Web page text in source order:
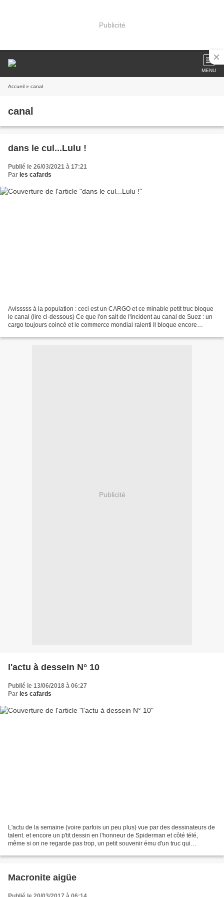
Publicité
MENU
Accueil » canal
canal
dans le cul...Lulu !
Publié le 26/03/2021 à 17:21
Par les cafards
Avisssss à la population : ceci est un CARGO et ce minable petit truc bloque
le canal (lire ci-dessous) Ce que l'on sait de l'incident au canal de Suez : un
cargo toujours coincé et le commerce mondial ralenti Il bloque encore
Publicité
l'actu à dessein N° 10
Publié le 13/06/2018 à 06:27
Par les cafards
L'actu de la semaine (voire parfois un peu plus) vue par des dessinateurs de
talent. et encore un p'tit dessin en l'honneur de Spiderman et côté télé,
même si on ne regarde pas trop, un petit souvenir ému d'un truc qui
Macronite aigüe